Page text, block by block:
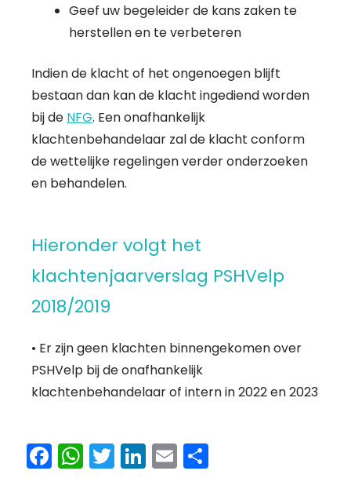
Geef uw begeleider de kans zaken te
herstellen en te verbeteren
Indien de klacht of het ongenoegen blijft
bestaan dan kan de klacht ingediend worden
bij de NFG. Een onafhankelijk
klachtenbehandelaar zal de klacht conform
de wettelijke regelingen verder onderzoeken
en behandelen.
Hieronder volgt het
klachtenjaarverslag PSHVelp
2018/2019
• Er zijn geen klachten binnengekomen over
PSHVelp bij de onafhankelijk
klachtenbehandelaar of intern in 2022 en 2023
F
a
W
h
T
w
Li
n
E
m